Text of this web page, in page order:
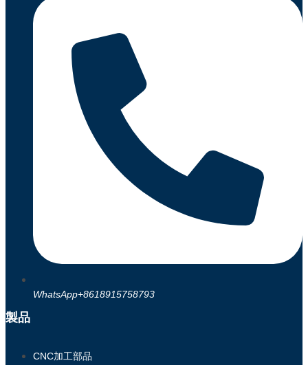
WhatsApp+8618915758793
製品
CNC加工部品